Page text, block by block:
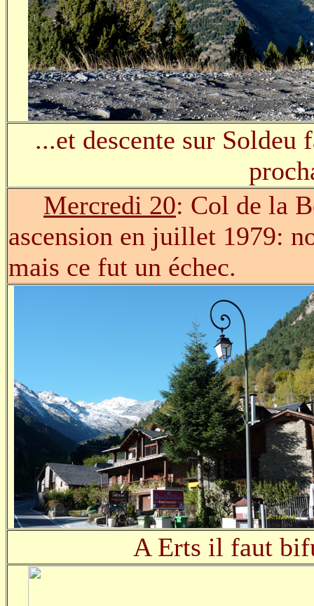
...et descente sur Soldeu
Mercredi 20: Col de la
ascension en juillet 1979:
mais ce fut un échec.
A Erts il faut